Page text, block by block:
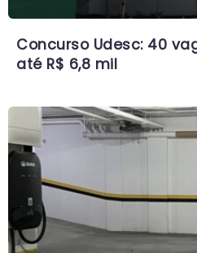
Concurso Udesc: 40
até R$ 6,8 mil